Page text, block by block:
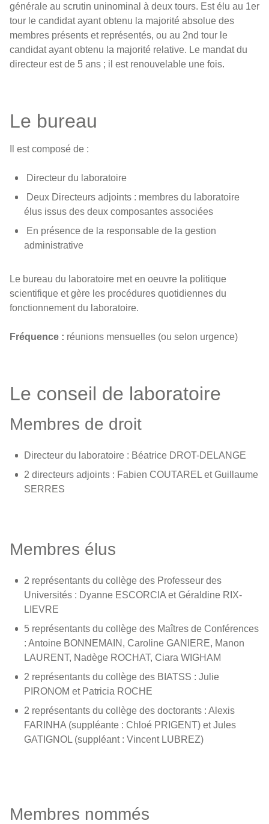
générale au scrutin uninominal à deux tours. Est élu au 1er
tour le candidat ayant obtenu la majorité absolue des
membres présents et représentés, ou au 2nd tour le
candidat ayant obtenu la majorité relative. Le mandat du
directeur est de 5 ans ; il est renouvelable une fois.
Le bureau
Il est composé de :
Directeur du laboratoire
Deux Directeurs adjoints : membres du laboratoire
élus issus des deux composantes associées
En présence de la responsable de la gestion
administrative
Le bureau du laboratoire met en oeuvre la politique
scientifique et gère les procédures quotidiennes du
fonctionnement du laboratoire.
Fréquence : réunions mensuelles (ou selon urgence)
Le conseil de laboratoire
Membres de droit
Directeur du laboratoire : Béatrice DROT-DELANGE
2 directeurs adjoints : Fabien COUTAREL et Guillaume
SERRES
Membres élus
2 représentants du collège des Professeur des
Universités : Dyanne ESCORCIA et Géraldine RIX-
LIEVRE
5 représentants du collège des Maîtres de Conférences
: Antoine BONNEMAIN, Caroline GANIERE, Manon
LAURENT, Nadège ROCHAT, Ciara WIGHAM
2 représentants du collège des BIATSS : Julie
PIRONOM et Patricia ROCHE
2 représentants du collège des doctorants : Alexis
FARINHA (suppléante : Chloé PRIGENT) et Jules
GATIGNOL (suppléant : Vincent LUBREZ)
Membres nommés